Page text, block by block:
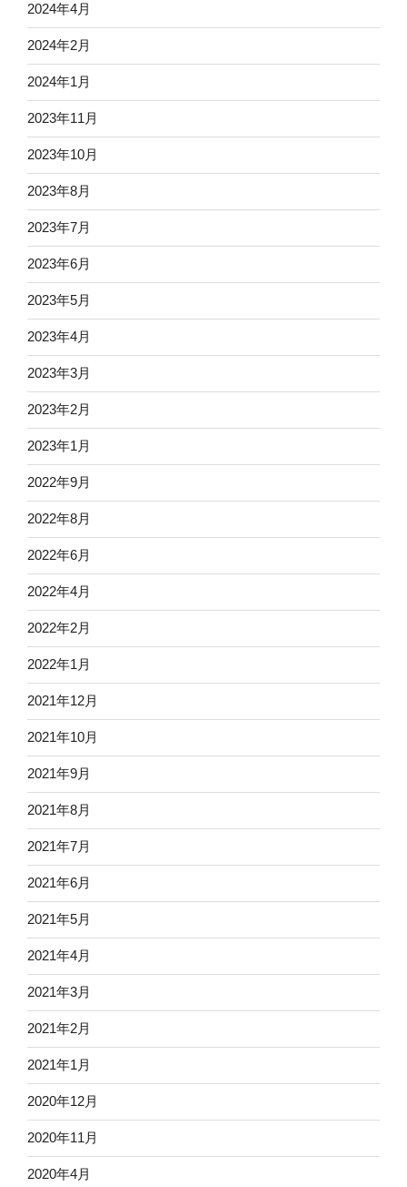
2024年4月
2024年2月
2024年1月
2023年11月
2023年10月
2023年8月
2023年7月
2023年6月
2023年5月
2023年4月
2023年3月
2023年2月
2023年1月
2022年9月
2022年8月
2022年6月
2022年4月
2022年2月
2022年1月
2021年12月
2021年10月
2021年9月
2021年8月
2021年7月
2021年6月
2021年5月
2021年4月
2021年3月
2021年2月
2021年1月
2020年12月
2020年11月
2020年4月